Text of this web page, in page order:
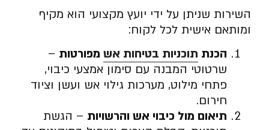
השירות שניתן על ידי יועץ מקצועי הוא מקיף
ומותאם אישית לכל לקוח:
הכנת תוכניות בטיחות אש מפורטות –
שרטוטי המבנה עם סימון אמצעי כיבוי,
פתחי מילוט, מערכות גילוי אש ועשן וציוד
חירום.
תיאום מול כיבוי אש והרשויות – הגשת